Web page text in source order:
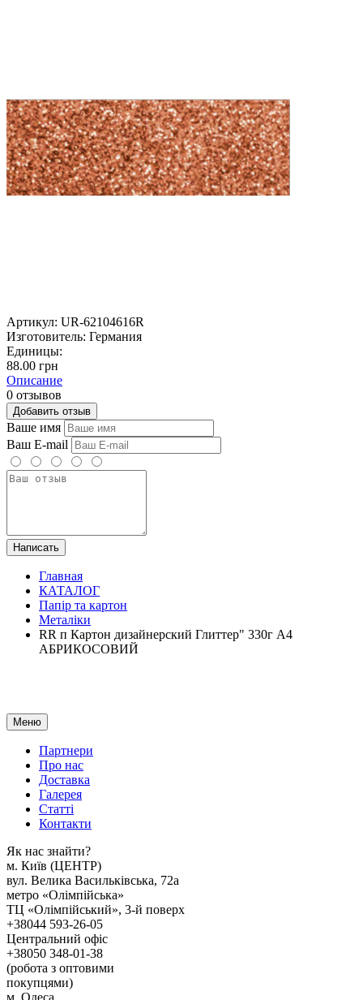
Артикул: UR-62104616R
Изготовитель: Германия
Единицы:
88.00 грн
Описание
0 отзывов
Добавить отзыв
Ваше имя
Ваш E-mail
Написать
Главная
КАТАЛОГ
Папір та картон
Металіки
RR п Картон дизайнерский Глиттер" 330г А4
АБРИКОСОВИЙ
Меню
Партнери
Про нас
Доставка
Галерея
Статтi
Контакти
Як наc знайти?
м. Киïв (ЦЕНТР)
вул. Велика Васильківська, 72а
метро «Олімпійська»
ТЦ «Олімпійський», 3-й поверх
+38044 593-26-05
Центральний офіс
+38050 348-01-38
(робота з оптовими
покупцями)
м. Одеса,